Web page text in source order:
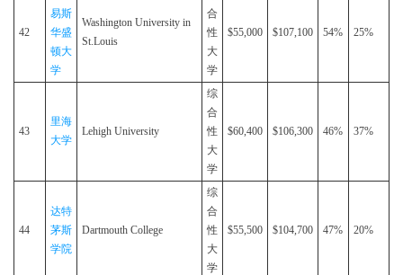
42
易斯
华盛
顿大
学
Washington University in
St.Louis
合
性
大
学
$55,000 $107,100 54% 25%
43
里海
大学
Lehigh University
综
合
性
大
学
$60,400 $106,300 46% 37%
44
达特
茅斯
学院
Dartmouth College
综
合
性
大
学
$55,500 $104,700 47% 20%